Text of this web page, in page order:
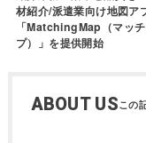
材紹介/派遣業向け地図ア
「MatchingMap（マッ
プ）」を提供開始
ABOUT US